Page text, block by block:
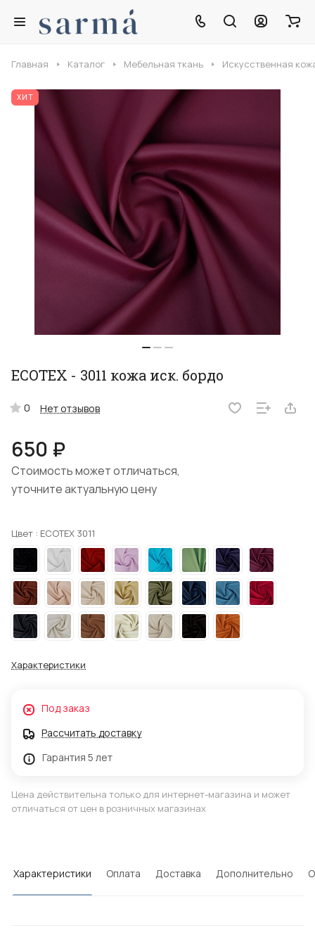
Главная Каталог Мебельная ткань Искусственная
ХИТ
ECOTEX - 3011 кожа иск. бордо
0 Нет отзывов
650 ₽
Стоимость может отличаться,
уточните актуальную цену
Цвет : ECOTEX 3011
Характеристики
Под заказ
Рассчитать доставку
Гарантия 5 лет
Цена действительна только для интернет-магазина и может
отличаться от цен в розничных магазинах
Характеристики Оплата Доставка Дополнительно